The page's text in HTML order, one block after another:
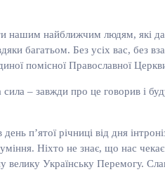
нашим найближчим людям, які
багатьом. Без усіх вас, без
помісної Православної
– завжди про це говорив і
п’ятої річниці від дня
Ніхто не знає, що нас
велику Українську Перемогу.